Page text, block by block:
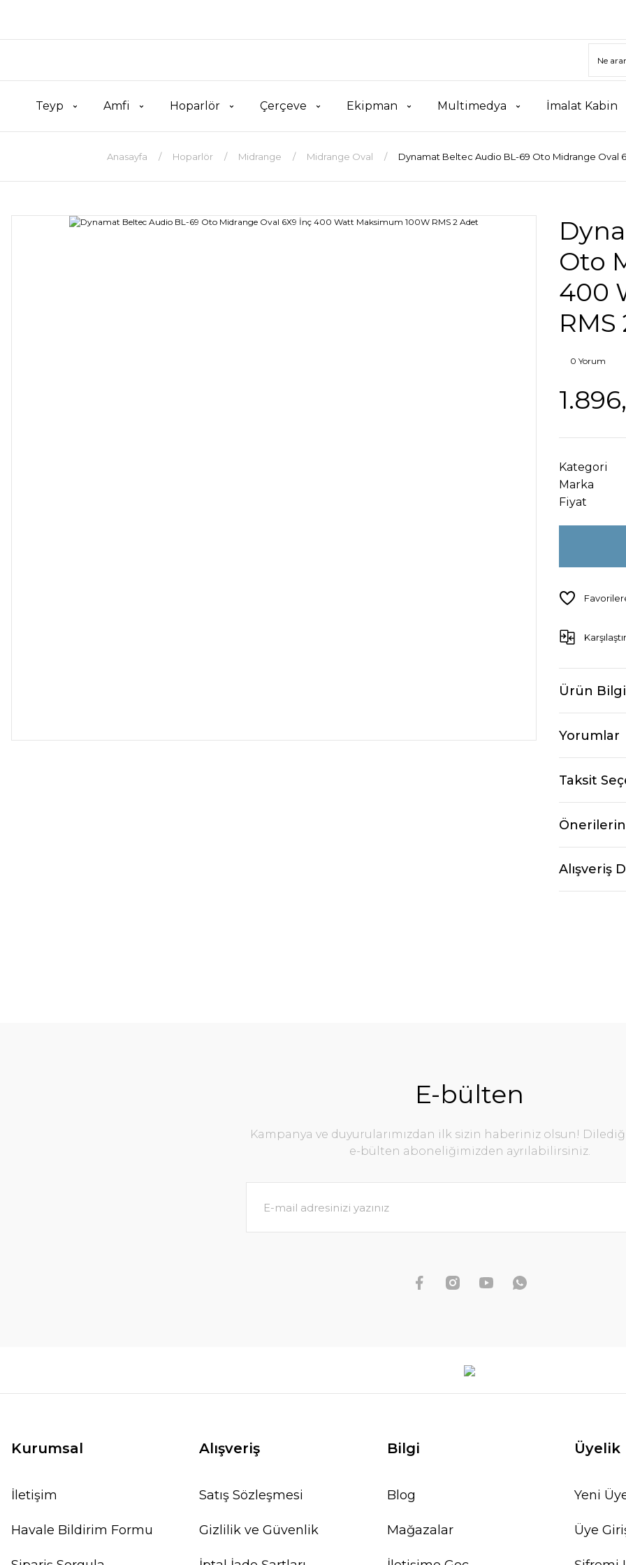
Teyp Amfi Hoparlör Çerçeve Ekipman Multimedya İmalat Kabin
Anasayfa Hoparlör Midrange Midrange Oval Dynamat Beltec Audio BL-69 Oto Midrange Oval
Oto
400
0 Yorum
Kategori
Marka
Fiyat
Karşılaştır
Ürün
Yorumlar
Taksit
Alışveriş
E-bülten
Kampanya ve duyurularımızdan ilk sizin haberiniz olsun!
e-bülten aboneliğimizden ayrılabilirsiniz.
Kurumsal
İletişim
Havale Bildirim Formu
Alışveriş
Satış Sözleşmesi
Gizlilik ve Güvenlik
Bilgi
Blog
Mağazalar
Üyelik
Yeni
Üye